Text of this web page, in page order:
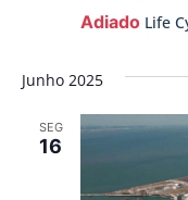
Adiado Life
Junho 2025
SEG
16